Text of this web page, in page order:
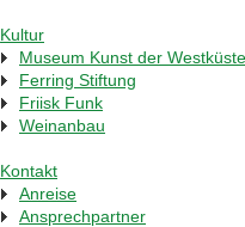
Kultur
Museum Kunst der Westküste
Ferring Stiftung
Friisk Funk
Weinanbau
Kontakt
Anreise
Ansprechpartner